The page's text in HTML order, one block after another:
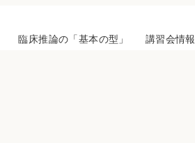
臨床推論の「基本の型」 講習会情報